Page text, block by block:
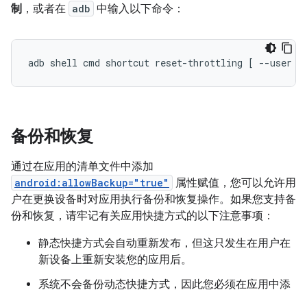
制 ，或者在 adb 中输入以下命令：
备份和恢复
通过在应用的清单文件中添加
android:allowBackup="true"
属性赋值，您可以允许用
户在更换设备时对应用执行备份和恢复操作。如果您支持备
份和恢复，请牢记有关应用快捷方式的以下注意事项：
静态快捷方式会自动重新发布，但这只发生在用户在
新设备上重新安装您的应用后。
系统不会备份动态快捷方式，因此您必须在应用中添